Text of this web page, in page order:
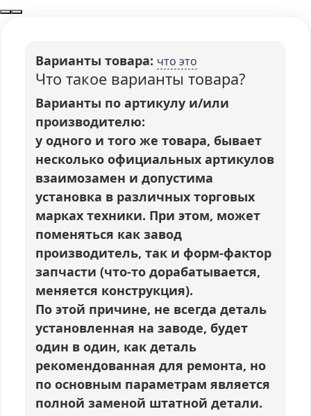
Варианты товара: что это
Что такое варианты товара?
Варианты по артикулу и/или
производителю:
у одного и того же товара, бывает
несколько официальных артикулов
взаимозамен и допустима
установка в различных торговых
марках техники. При этом, может
поменяться как завод
производитель, так и форм-фактор
запчасти (что-то дорабатывается,
меняется конструкция).
По этой причине, не всегда деталь
установленная на заводе, будет
один в один, как деталь
рекомендованная для ремонта, но
по основным параметрам является
полной заменой штатной детали.